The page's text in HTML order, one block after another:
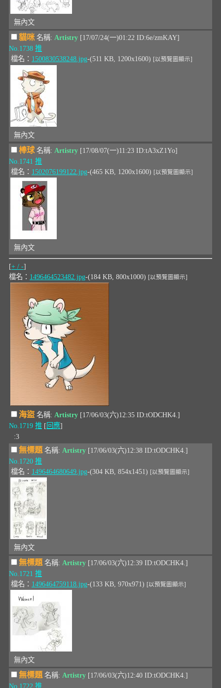
無內文
貓咪 名稱: Artistry [17/07/24(一)01:22 ID:6e/zmKAY]
No.1738 推
檔名： 1500830538248.jpg-(511 KB, 1200x1600) [以預覽圖顯示]
無內文
棒球 名稱: Artistry [17/08/07(一)11:23 ID:tA3xZ1Yo]
No.1741 推
檔名： 1502076199122.jpg-(465 KB, 1200x1600) [以預覽圖顯示]
無內文
[+ / -]
檔名： 1496464523482.jpg-(184 KB, 800x1000) [以預覽圖顯示]
海盜 名稱: Artistry [17/06/03(六)12:35 ID:tODCHK4.]
No.1719 推 [ 回應]
:3
無標題 名稱: Artistry [17/06/03(六)12:38 ID:tODCHK4.]
No.1720 推
檔名： 1496464680649.jpg-(304 KB, 854x1451) [以預覽圖顯示]
無內文
無標題 名稱: Artistry [17/06/03(六)12:39 ID:tODCHK4.]
No.1721 推
檔名： 1496464759118.jpg-(133 KB, 970x971) [以預覽圖顯示]
無內文
無標題名稱: Artistry [17/06/03(六)12:40 ID:tODCHK4.]
No.1722 推